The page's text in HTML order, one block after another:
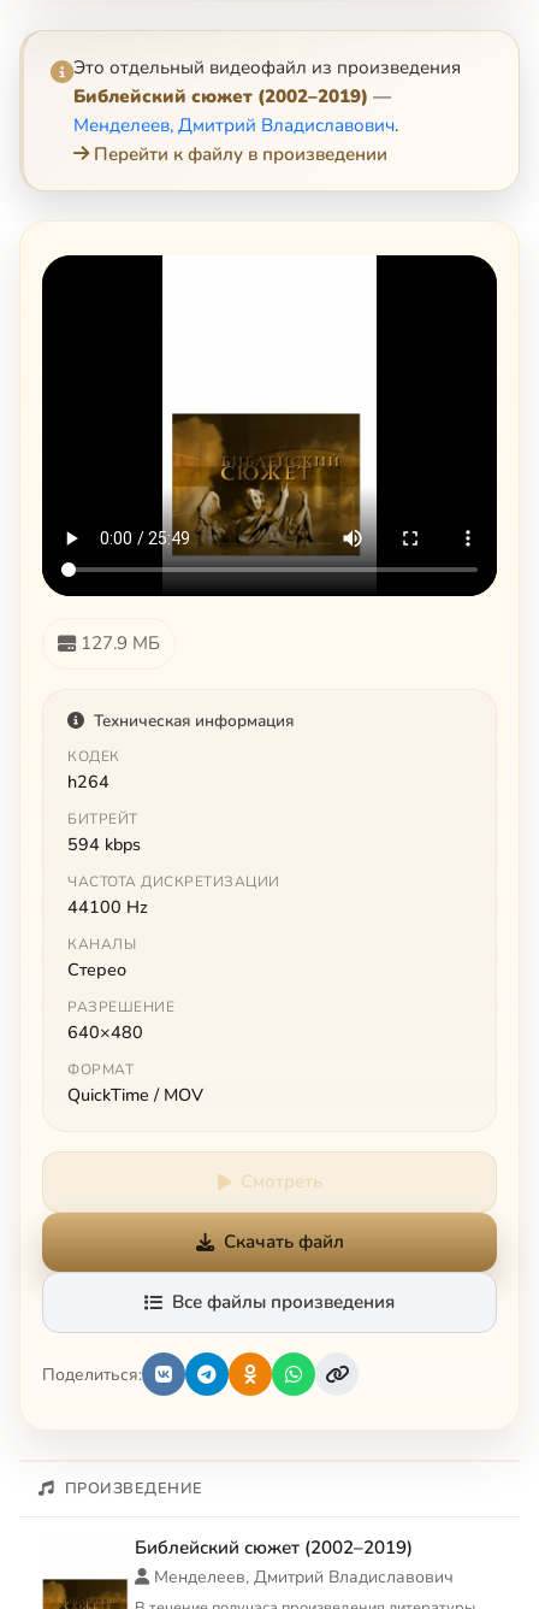
Это отдельный видеофайл из произведения
Библейский сюжет (2002–2019) —
Менделеев, Дмитрий Владиславович.
Перейти к файлу в произведении
127.9 МБ
Техническая информация
КОДЕК
h264
БИТРЕЙТ
594 kbps
ЧАСТОТА ДИСКРЕТИЗАЦИИ
44100 Hz
КАНАЛЫ
Стерео
РАЗРЕШЕНИЕ
640×480
ФОРМАТ
QuickTime / MOV
Смотреть
Скачать файл
Все файлы произведения
Поделиться:
ПРОИЗВЕДЕНИЕ
Библейский сюжет (2002–2019)
Менделеев, Дмитрий Владиславович